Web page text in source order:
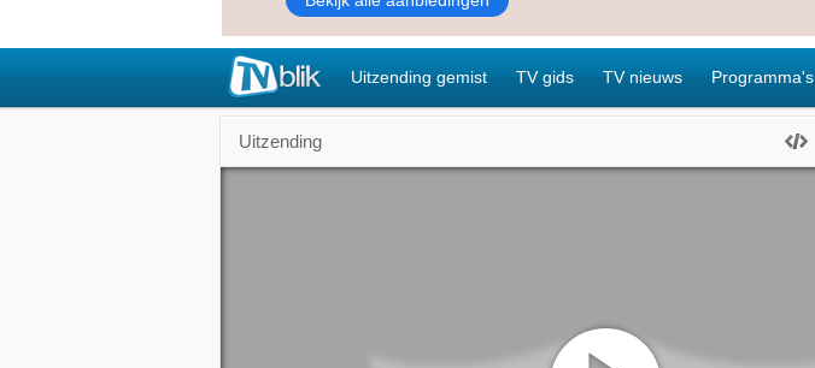
Uitzending gemist TV gids TV nieuws Programma's
Uitzending